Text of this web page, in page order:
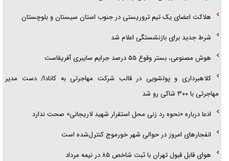
تحلیل ابعاد پیام رهبر انقلاب به حزب‌الله/ مقاومت نقشه راه آینده غرب آسیا
هلاکت اعضای یک تیم تروریستی در جنوب استان سیستان و بلوچستان
شرط جدید برای بازنشستگی اعلام شد
هوش مصنوعی، بستر وقوع ۵۵ درصد جرایم سایبری آفریقاست
کلاهبرداری و پولشویی در قالب شرکت مهاجرتی به کانادا/ دست مدیر
مهاجرتی با ۳۰۰ شاکی رو شد
ادعا درباره «نحوه رد زنی محل استقرار شهید لاریجانی» صحت ندارد
انفجار‌های امروز در حوالی شهر خورموج کنترل‌شده است
هوای قابل قبول تهران با ثبت شاخص ۸۵ در نیمه مرداد